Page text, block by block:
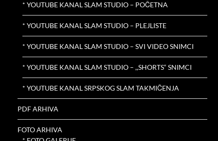
* YOUTUBE KANAL SLAM STUDIO – POČETNA
* YOUTUBE KANAL SLAM STUDIO – PLEJLISTE
* YOUTUBE KANAL SLAM STUDIO – SVI VIDEO SNIMCI
* YOUTUBE KANAL SLAM STUDIO – ,,SHORTS“ SNIMCI
* YOUTUBE KANAL SRPSKOG SLAM TAKMIČENJA
PDF ARHIVA
FOTO ARHIVA